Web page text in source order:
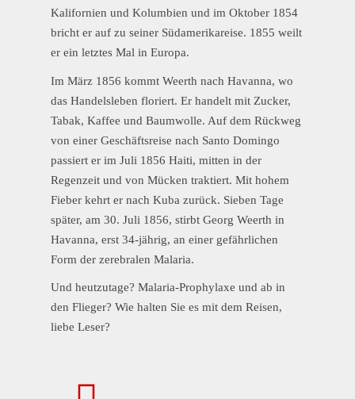
Kalifornien und Kolumbien und im Oktober 1854
bricht er auf zu seiner Südamerikareise. 1855 weilt
er ein letztes Mal in Europa.
Im März 1856 kommt Weerth nach Havanna, wo
das Handelsleben floriert. Er handelt mit Zucker,
Tabak, Kaffee und Baumwolle. Auf dem Rückweg
von einer Geschäftsreise nach Santo Domingo
passiert er im Juli 1856 Haiti, mitten in der
Regenzeit und von Mücken traktiert. Mit hohem
Fieber kehrt er nach Kuba zurück. Sieben Tage
später, am 30. Juli 1856, stirbt Georg Weerth in
Havanna, erst 34-jährig, an einer gefährlichen
Form der zerebralen Malaria.
Und heutzutage? Malaria-Prophylaxe und ab in
den Flieger? Wie halten Sie es mit dem Reisen,
liebe Leser?